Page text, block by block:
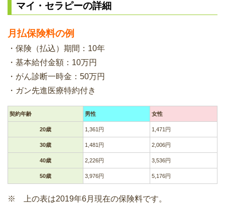
マイ・セラピーの詳細
月払保険料の例
・保険（払込）期間：10年
・基本給付金額：10万円
・がん診断一時金：50万円
・ガン先進医療特約付き
契約年齢 男性 女性
20歳 1,361円 1,471円
30歳 1,481円 2,006円
40歳 2,226円 3,536円
50歳 3,976円 5,176円
※ 上の表は2019年6月現在の保険料です。